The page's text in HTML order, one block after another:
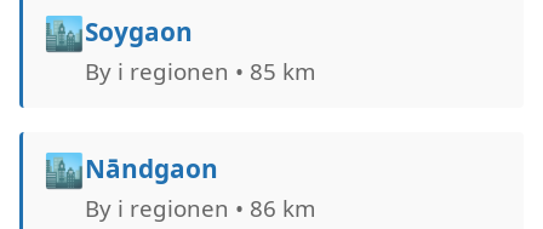
🏙️Soygaon
By i regionen • 85 km
🏙️Nāndgaon
By i regionen • 86 km